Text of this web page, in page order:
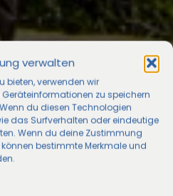
verwalten
bieten, verwenden wir
zu speichern
du diesen Technologien
das Surfverhalten oder eindeutige
Wenn du deine Zustimmung
bestimmte Merkmale und